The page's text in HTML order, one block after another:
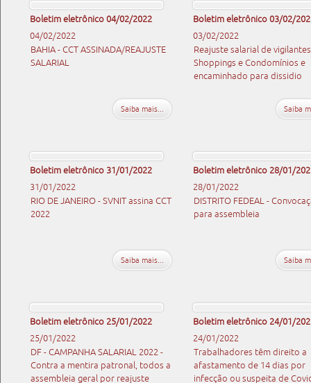
Boletim eletrônico 04/02/2022
04/02/2022
BAHIA - CCT ASSINADA/REAJUSTE
SALARIAL
Saiba mais...
Boletim eletrônico 03/02/
03/02/2022
Reajuste salarial de
Shoppings e Condomínios e
encaminhado para dissidio
Saiba
Boletim eletrônico 31/01/2022
31/01/2022
RIO DE JANEIRO - SVNIT assina CCT
2022
Saiba mais...
Boletim eletrônico 28/01/
28/01/2022
DISTRITO FEDEAL -
para assembleia
Saiba
Boletim eletrônico 25/01/2022
25/01/2022
DF - CAMPANHA SALARIAL 2022 -
Contra a mentira patronal, todos a
assembleia geral por reajuste
Boletim eletrônico 24/01/
24/01/2022
Trabalhadores têm direito a
afastamento de 14 dias por
infecção ou suspeita de